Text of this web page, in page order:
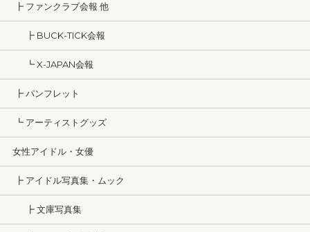
┣ ファンクラブ会報 他
┣ BUCK-TICK会報
┗ X-JAPAN会報
┣ パンフレット
┗ アーティストグッズ
女性アイドル・女優
┣ アイドル写真集・ムック
┣ 文庫写真集